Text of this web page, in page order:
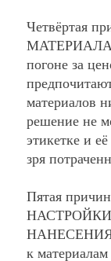
Четвёртая
погоне за
материалов
решение не
этикетке и
зря
Пятая
к